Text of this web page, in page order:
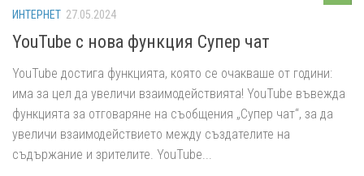
ИНТЕРНЕТ 27.05.2024
YouTube с нова функция Супер чат
YouTube достига функцията, която се очакваше от години:
има за цел да увеличи взаимодействията! YouTube въвежда
функцията за отговаряне на съобщения „Супер чат“, за да
увеличи взаимодействието между създателите на
съдържание и зрителите. YouTube...